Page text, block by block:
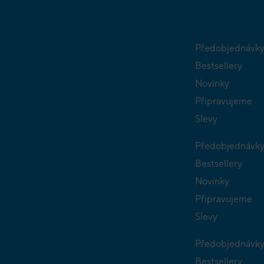
Předobjednávky
Bestsellery
Novinky
Připravujeme
Slevy
Předobjednávky
Bestsellery
Novinky
Připravujeme
Slevy
Předobjednávky
Bestsellery